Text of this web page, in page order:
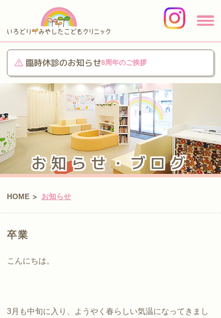
臨時休診のお知らせ8周年のご挨拶
お知らせ・ブログ
HOME > お知らせ
卒業
こんにちは。
3月も中旬に入り、ようやく春らしい気温になってきまし